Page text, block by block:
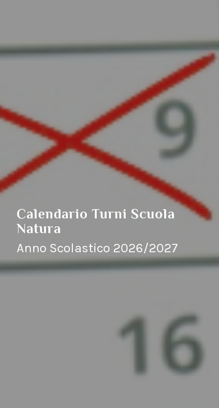
Calendario Turni Scuola
Natura
Anno Scolastico 2026/2027